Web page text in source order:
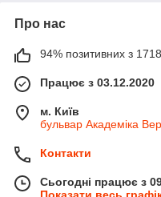
Про нас
94% позитивних з 1718
Працює з 03.12.2020
м. Київ
бульвар Академіка
Контакти
Сьогодні працює з